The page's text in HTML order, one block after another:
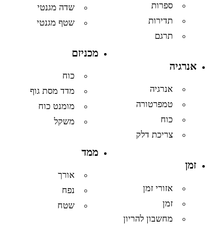
ספרות
תדירות
תרגם
אנרגיה
אנרגיה
טמפרטורה
כוח
צריכת דלק
זמן
אזורי זמן
זמן
מחשבון להריון
שדה מגנטי
שטף מגנטי
מכניזם
כוח
מדד מסת גוף
מומנט כוח
משקל
ממד
אורך
נפח
שטח